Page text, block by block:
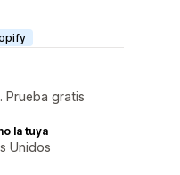
Prueba gratis
la tuya
Unidos